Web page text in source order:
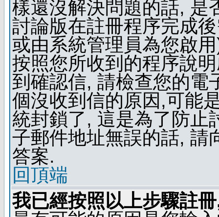
樣還沒解決問題的話, 是
討論版在註冊程序完成
或由系統管理員為您啟
按照您所收到的程序說
到確認信, 請檢查您的電
個沒收到信的原因,可能
統封鎖了, 這是為了防止
子郵件地址無誤的話, 請
答案.
回頂端
我已經按照以上步驟註